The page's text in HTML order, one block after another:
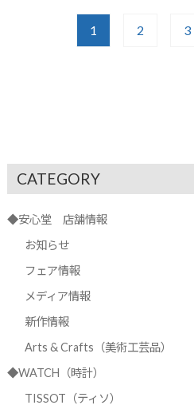
1 2 3
CATEGORY
◆安心堂 店舗情報
お知らせ
フェア情報
メディア情報
新作情報
Arts & Crafts（美術工芸品）
◆WATCH（時計）
TISSOT（ティソ）